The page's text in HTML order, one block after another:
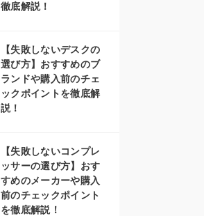
徹底解説！
【失敗しないデスクの
選び方】おすすめのブ
ランドや購入前のチェ
ックポイントを徹底解
説！
【失敗しないコンプレ
ッサーの選び方】おす
すめのメーカーや購入
前のチェックポイント
を徹底解説！